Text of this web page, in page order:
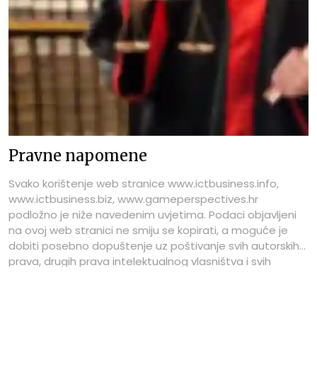
Pravne napomene
Svako korištenje web stranice www.ictbusiness.info,
www.ictbusiness.biz, www.gameperspectives.hr
podložno je niže navedenim uvjetima. Podaci objavljeni
na ovoj web stranici ne smiju se kopirati, a moguće je
dobiti posebno dopuštenje uz poštivanje svih autorskih
prava, drugih prava intelektualnog vlasništva i svih